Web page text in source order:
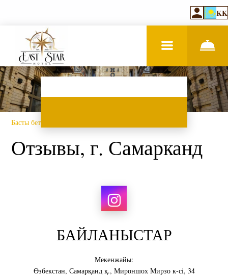
KK
Басты бет
Отзывы, г. Самарканд
БАЙЛАНЫСТАР
Мекенжайы:
Өзбекстан, Самарқанд қ., Мироншох Мирзо к-сі, 34